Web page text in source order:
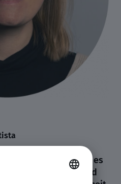
New Work gibt es
davon umgesetzt wird